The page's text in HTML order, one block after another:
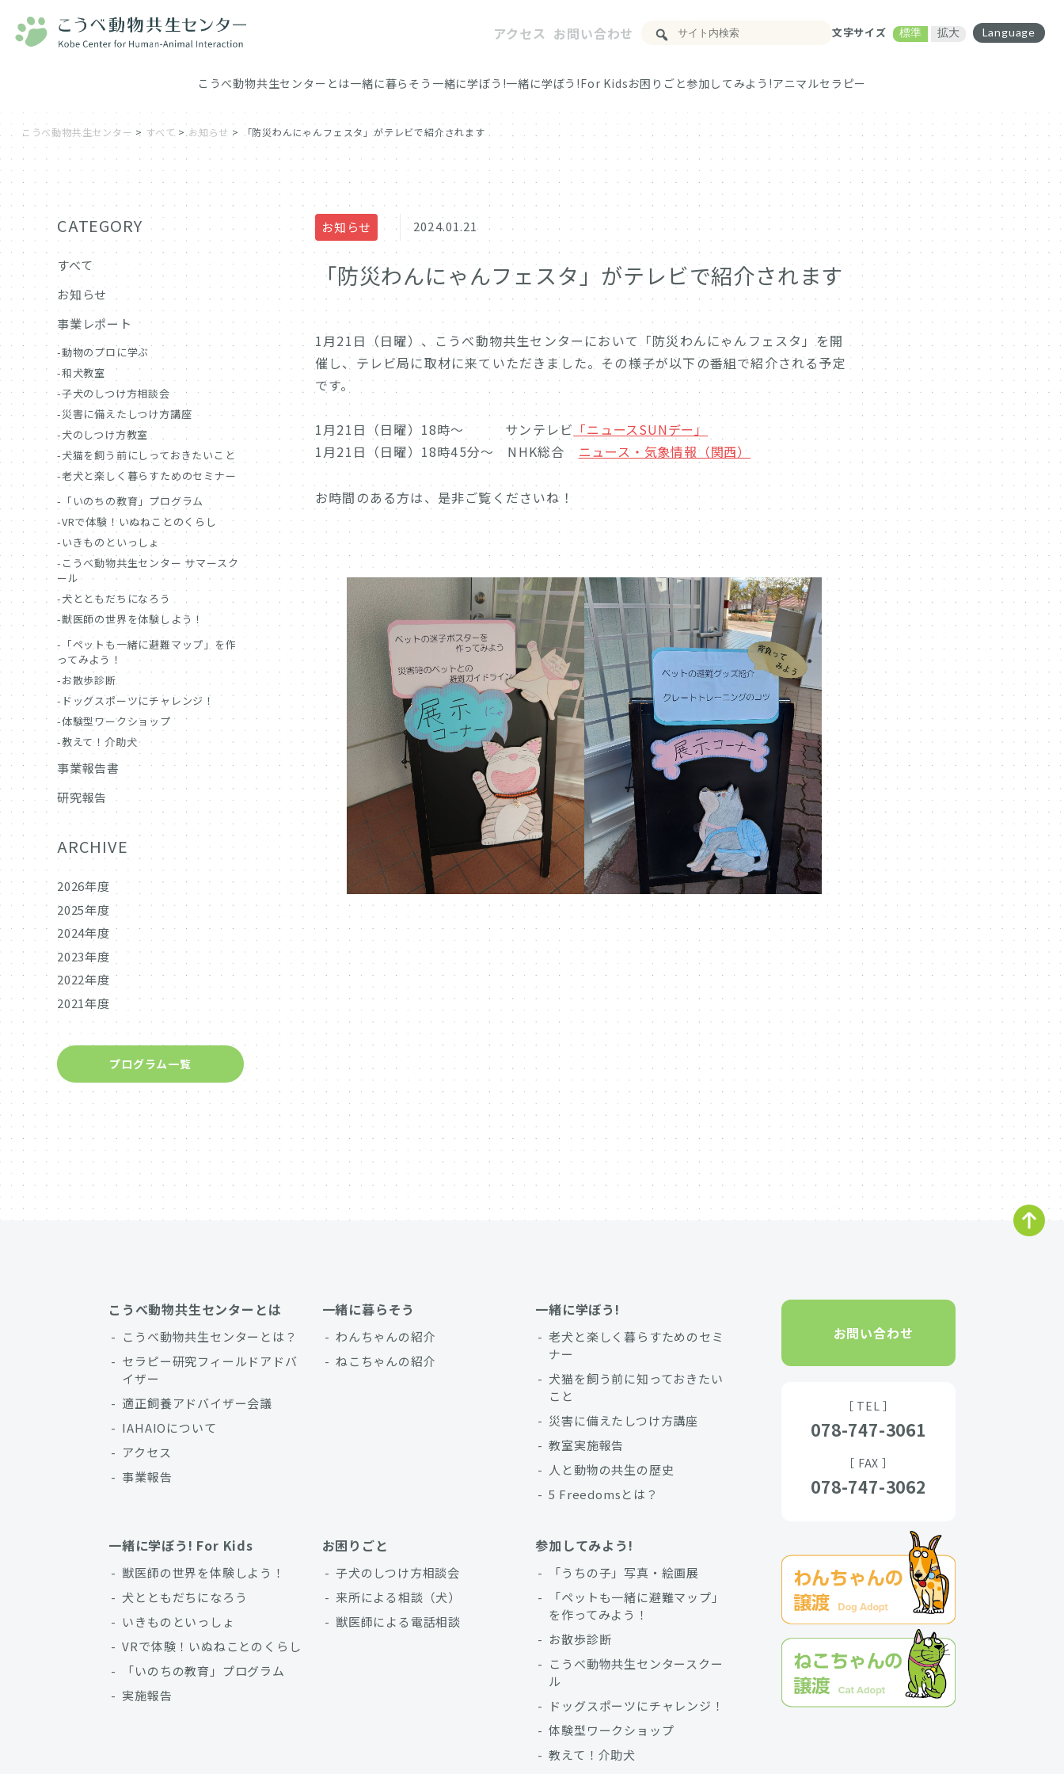
アクセス お問い合わせ 文字サイズ 標準 拡大 Language
こうべ動物共生センターとは一緒に暮らそう 一緒に学ぼう!一緒に学ぼう!For Kidsお困りごと参加してみよう!アニマルセラピー
こうべ動物共生センター > すべて > お知らせ > 「防災わんにゃんフェスタ」がテレビで紹介されます
お知らせ 2024.01.21
「防災わんにゃんフェスタ」がテレビで紹介されます
1月21日（日曜）、こうべ動物共生センターにおいて「防災わんにゃんフェスタ」を開
催し、テレビ局に取材に来ていただきました。その様子が以下の番組で紹介される予定
です。
1月21日（日曜）18時～ サンテレビ 「ニュースSUNデー」
1月21日（日曜）18時45分～ NHK総合 ニュース・気象情報（関西）
お時間のある方は、是非ご覧くださいね！
CATEGORY
すべて
お知らせ
事業レポート
動物のプロに学ぶ
和犬教室
子犬のしつけ方相談会
災害に備えたしつけ方講座
犬のしつけ方教室
犬猫を飼う前にしっておきたいこと
老犬と楽しく暮らすためのセミナー
「いのちの教育」プログラム
VRで体験！いぬねことのくらし
いきものといっしょ
こうべ動物共生センター サマースク
ール
犬とともだちになろう
獣医師の世界を体験しよう！
「ペットも一緒に避難マップ」を作
ってみよう！
お散歩診断
ドッグスポーツにチャレンジ！
体験型ワークショップ
教えて！介助犬
事業報告書
研究報告
ARCHIVE
2026年度
2025年度
2024年度
2023年度
2022年度
2021年度
プログラム一覧
こうべ動物共生センターとは
こうべ動物共生センターとは？
セラピー研究フィールドアドバ
イザー
適正飼養アドバイザー会議
IAHAIOについて
アクセス
事業報告
一緒に暮らそう
わんちゃんの紹介
ねこちゃんの紹介
一緒に学ぼう!
老犬と楽しく暮らすためのセミ
ナー
犬猫を飼う前に知っておきたい
こと
災害に備えたしつけ方講座
教室実施報告
人と動物の共生の歴史
5 Freedomsとは？
一緒に学ぼう! For Kids
獣医師の世界を体験しよう！
犬とともだちになろう
いきものといっしょ
VRで体験！いぬねことのくらし
「いのちの教育」プログラム
実施報告
お困りごと
子犬のしつけ方相談会
来所による相談（犬）
獣医師による電話相談
参加してみよう!
「うちの子」写真・絵画展
「ペットも一緒に避難マップ」
を作ってみよう！
お散歩診断
こうべ動物共生センタースクー
ル
ドッグスポーツにチャレンジ！
体験型ワークショップ
教えて！介助犬
お問い合わせ
［ TEL ］
078-747-3061
［ FAX ］
078-747-3062